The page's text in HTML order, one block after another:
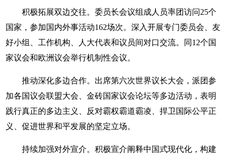
积极拓展双边交往。委员长会议组成人员率团访问25个
国家，参加国内外事活动162场次。深入开展专门委员会、友
好小组、工作机构、人大代表和议员间对口交流。同12个国
家议会和欧洲议会举行机制性会议。
推动深化多边合作。出席第六次世界议长大会，派团参
加各国议会联盟大会、金砖国家议会论坛等多边活动，表明
践行真正的多边主义、反对霸权霸道霸凌、捍卫国际公平正
义、促进世界和平发展的坚定立场。
持续加强对外宣介。积极宣介阐释中国式现代化，构建